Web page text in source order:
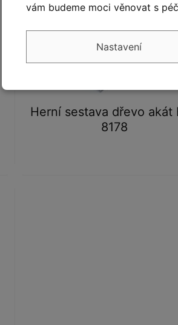
Herní sestava dřevo akát
8178
vám budeme moci věnovat s
Nastavení